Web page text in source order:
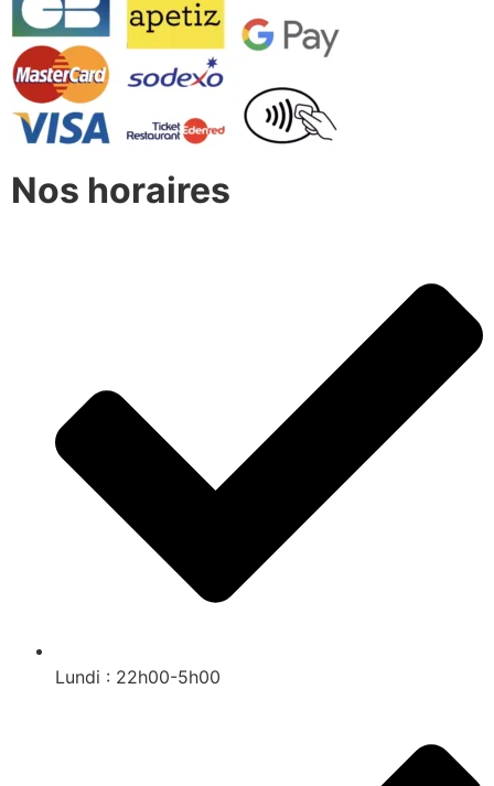
Nos horaires
Lundi : 22h00-5h00